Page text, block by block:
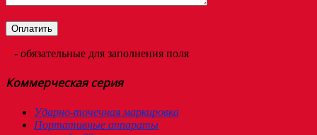
* - обязательные для заполнения поля
Коммерческая серия
Ударно-точечная маркировка
Портативные аппараты